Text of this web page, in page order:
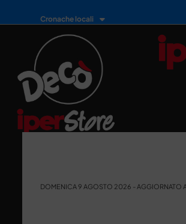
Cronache locali
DOMENICA 9 AGOSTO 2026 - AGGIORNATO